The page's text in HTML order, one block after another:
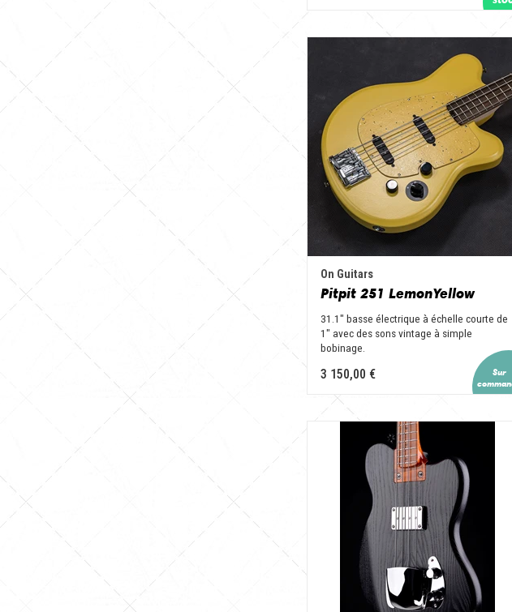
On Guitars
Pitpit 251 LemonYellow
31.1" basse électrique à échelle courte de
1″ avec des sons vintage à simple
bobinage.
3 150,00 €